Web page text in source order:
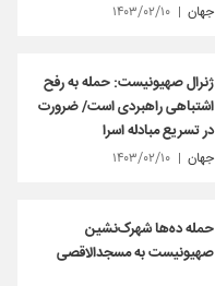
جهان ۱۴۰۳/۰۲/۱۰
ژنرال صهیونیست: حمله به رفح
اشتباهی راهبردی است/ ضرورت
در تسریع مبادله اسرا
جهان ۱۴۰۳/۰۲/۱۰
حمله ده‌ها شهرک‌نشین
صهیونیست به مسجدالاقصی